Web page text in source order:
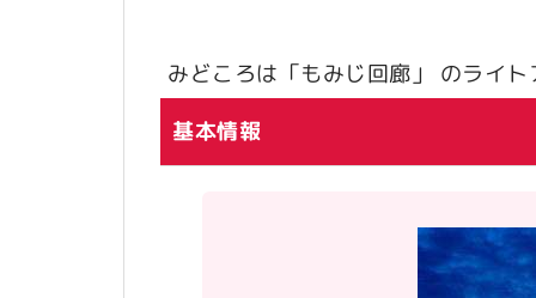
みどころは「もみじ回廊」 のライト
基本情報